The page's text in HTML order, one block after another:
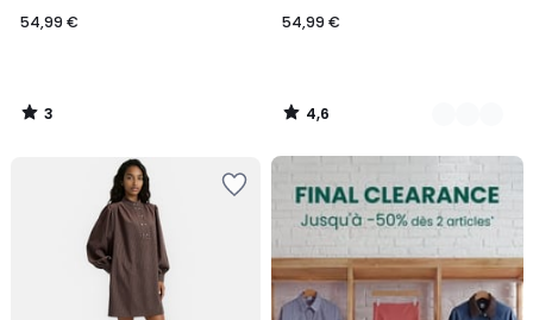
54,99 €
3
/
54,99 €
4,6
/
FINAL
CLEARANCE